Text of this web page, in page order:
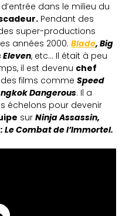
dans le milieu du
Pendant des
super-productions
années 2000.Blade, Big
Eleven, etc… Il était à peu
il est devenu chef
films commeSpeed
Dangerous. Il a
échelons pour devenir
surNinja Assassin,
Le Combat de l’Immortel.